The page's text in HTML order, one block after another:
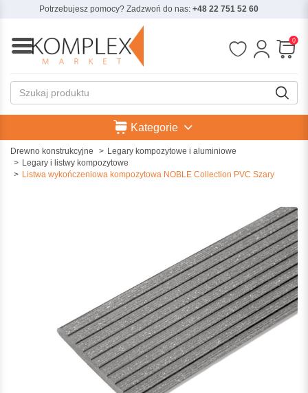
Potrzebujesz pomocy? Zadzwoń do nas: +48 22 751 52 60
0
Kategorie
Drewno konstrukcyjne
Legary kompozytowe i aluminiowe
Legary i listwy kompozytowe
Listwa wykończeniowa kompozytowa NOBLE Collection PVC Szary